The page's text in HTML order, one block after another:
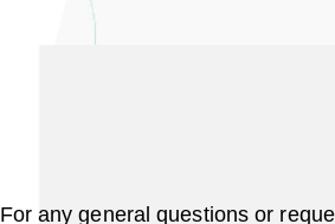
For any general questions or